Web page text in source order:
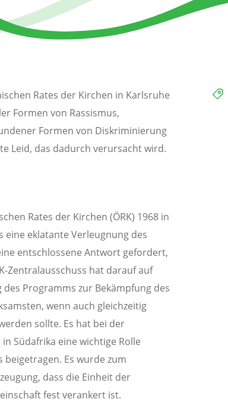
Rates der Kirchen in Karlsruhe
Formen von Rassismus,
Formen von Diskriminierung
Leid, das dadurch verursacht wird.
Rates der Kirchen (ÖRK) 1968 in
eine eklatante Verleugnung des
entschlossene Antwort gefordert,
Zentralausschuss hat darauf auf
Programms zur Bekämpfung des
wenn auch gleichzeitig
sollte. Es hat bei der
Südafrika eine wichtige Rolle
Es wurde zum
dass die Einheit der
fest verankert ist.